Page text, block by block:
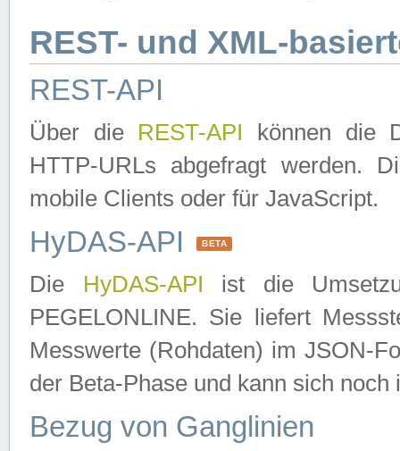
REST- und XML-
REST-API
Über die REST-API können die
HTTP-URLs abgefragt werden.
mobile Clients oder für JavaScript.
HyDAS-API BETA
Die HyDAS-API ist die
PEGELONLINE. Sie liefert
Messwerte (Rohdaten) im JSON-
der Beta-Phase und kann sich noch
Bezug von Ganglinien